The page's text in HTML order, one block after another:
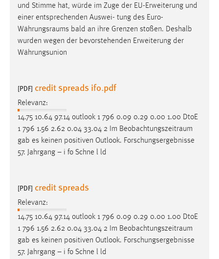
und Stimme hat, würde im Zuge der EU-Erweiterung und
einer entsprechenden Auswei- tung des Euro-
Währungsraums bald an ihre Grenzen stoßen. Deshalb
wurden wegen der bevorstehenden Erweiterung der
Währungsunion
[PDF] credit spreads ifo.pdf
Relevanz:
14.75 10.64 97.14 outlook 1 796 0.09 0.29 0.00 1.00 DtoE
1 796 1.56 2.62 0.04 33.04 2 Im Beobachtungszeitraum
gab es keinen positiven Outlook. Forschungsergebnisse
57. Jahrgang – i fo Schne l ld
[PDF] credit spreads
Relevanz:
14.75 10.64 97.14 outlook 1 796 0.09 0.29 0.00 1.00 DtoE
1 796 1.56 2.62 0.04 33.04 2 Im Beobachtungszeitraum
gab es keinen positiven Outlook. Forschungsergebnisse
57. Jahrgang – i fo Schne l ld